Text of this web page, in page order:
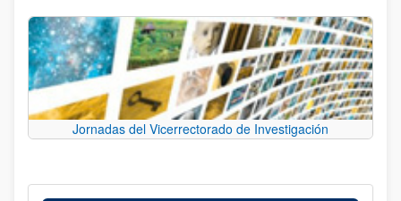
Jornadas del Vicerrectorado de Investigación